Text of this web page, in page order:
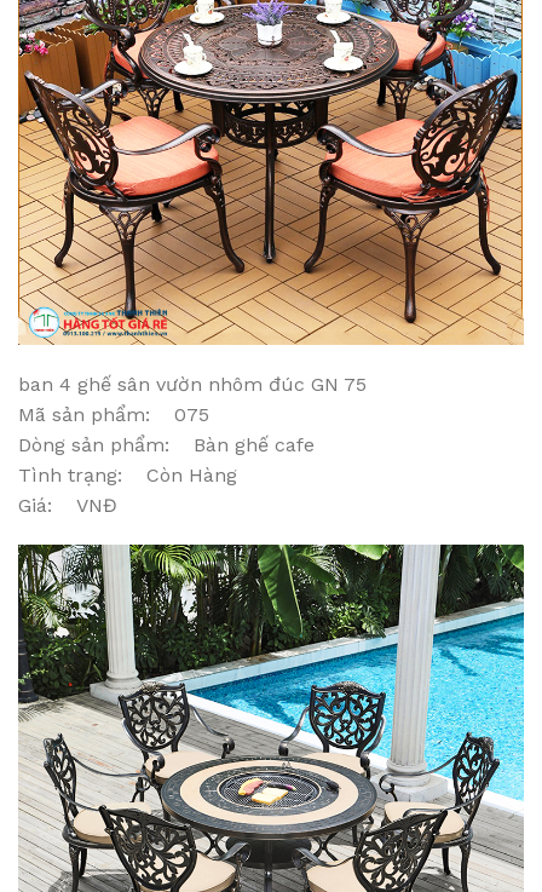
ban 4 ghế sân vườn nhôm đúc GN 75
Mã sản phẩm: 075
Dòng sản phẩm: Bàn ghế cafe
Tình trạng: Còn Hàng
Giá: VNĐ